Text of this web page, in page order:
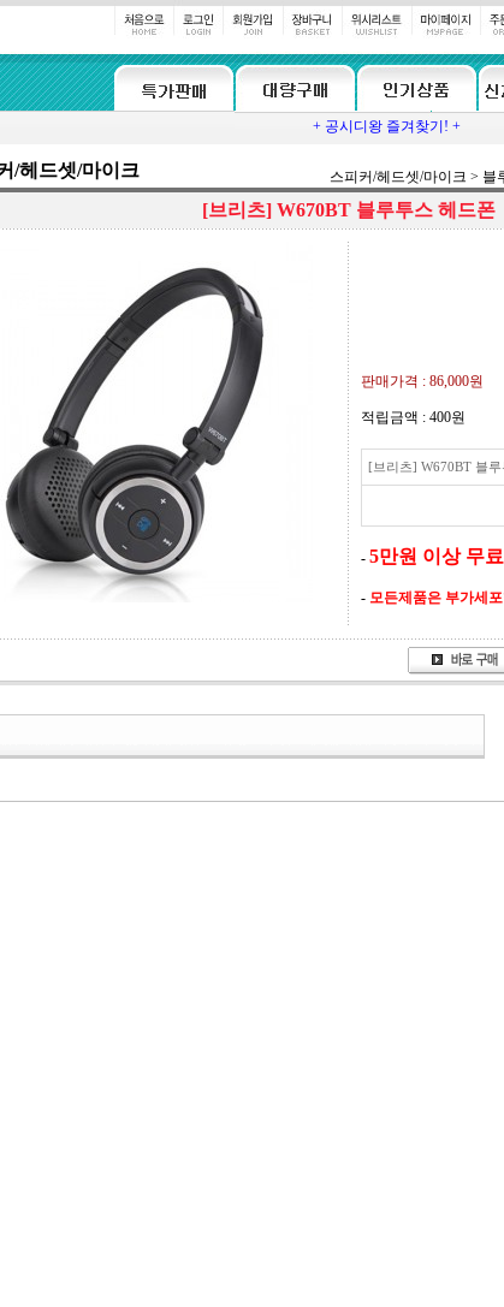
+ 공시디왕 즐겨찾기! +
/헤드셋/마이크 스피커/헤드셋/마이크 > 블
[브리츠] W670BT 블루투스 헤드폰
판매가격 : 86,000원
적립금액 : 400원
[브리츠] W670BT 블루
- 5만원 이상 무
- 모든제품은 부가세